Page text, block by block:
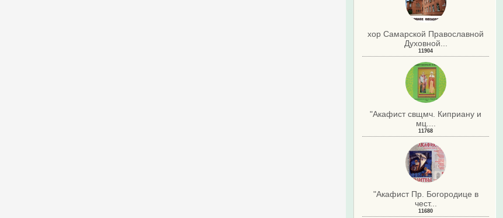
хор Самарской Православной
Духовной...
11904
"Акафист свщмч. Киприану и
мц....
11768
"Акафист Пр. Богородице в
чест...
11680